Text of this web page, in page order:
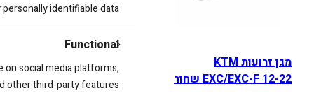
identifiable data.
Functional
social media platforms,
other third-party features.
מגן זרועות KTM
EXC/EXC-F 12-22 שחור
מגן זרועות KTM SX/SX-F